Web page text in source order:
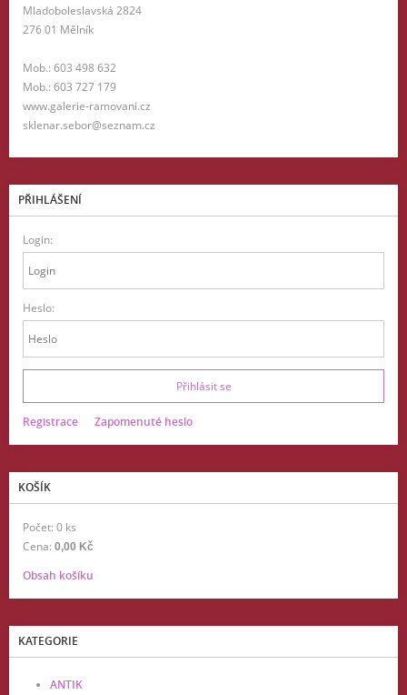
Mladoboleslavská 2824
276 01 Mělník
Mob.: 603 498 632
Mob.: 603 727 179
www.galerie-ramovani.cz
sklenar.sebor@seznam.cz
PŘIHLÁŠENÍ
Login:
Heslo:
Registrace Zapomenuté heslo
KOŠÍK
Počet: 0 ks
Cena: 0,00 Kč
Obsah košíku
KATEGORIE
ANTIK